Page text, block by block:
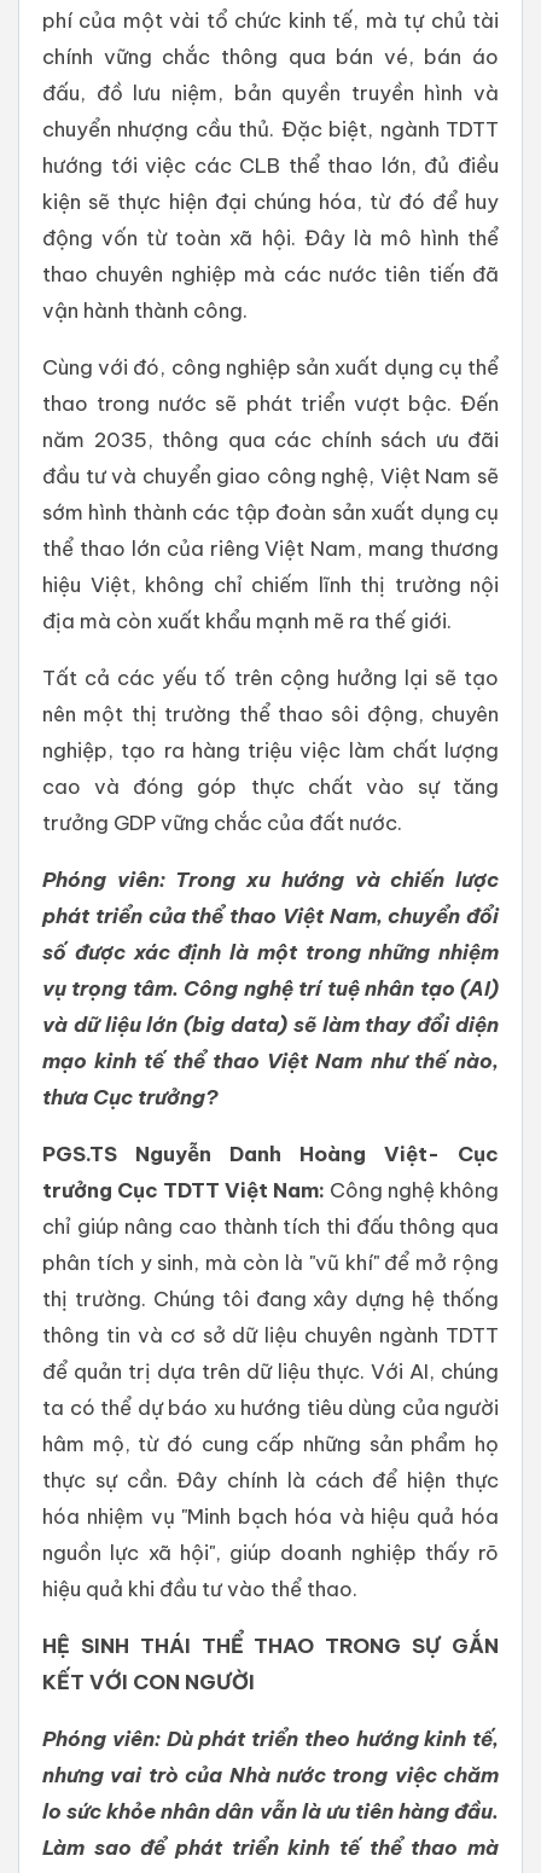
phí của một vài tổ chức kinh tế, mà tự chủ tài
chính vững chắc thông qua bán vé, bán áo
đấu, đồ lưu niệm, bản quyền truyền hình và
chuyển nhượng cầu thủ. Đặc biệt, ngành TDTT
hướng tới việc các CLB thể thao lớn, đủ điều
kiện sẽ thực hiện đại chúng hóa, từ đó để huy
động vốn từ toàn xã hội. Đây là mô hình thể
thao chuyên nghiệp mà các nước tiên tiến đã
vận hành thành công.
Cùng với đó, công nghiệp sản xuất dụng cụ thể
thao trong nước sẽ phát triển vượt bậc. Đến
năm 2035, thông qua các chính sách ưu đãi
đầu tư và chuyển giao công nghệ, Việt Nam sẽ
sớm hình thành các tập đoàn sản xuất dụng cụ
thể thao lớn của riêng Việt Nam, mang thương
hiệu Việt, không chỉ chiếm lĩnh thị trường nội
địa mà còn xuất khẩu mạnh mẽ ra thế giới.
Tất cả các yếu tố trên cộng hưởng lại sẽ tạo
nên một thị trường thể thao sôi động, chuyên
nghiệp, tạo ra hàng triệu việc làm chất lượng
cao và đóng góp thực chất vào sự tăng
trưởng GDP vững chắc của đất nước.
Phóng viên: Trong xu hướng và chiến lược
phát triển của thể thao Việt Nam, chuyển đổi
số được xác định là một trong những nhiệm
vụ trọng tâm. Công nghệ trí tuệ nhân tạo (AI)
và dữ liệu lớn (big data) sẽ làm thay đổi diện
mạo kinh tế thể thao Việt Nam như thế nào,
thưa Cục trưởng?
PGS.TS Nguyễn Danh Hoàng Việt- Cục
trưởng Cục TDTT Việt Nam: Công nghệ không
chỉ giúp nâng cao thành tích thi đấu thông qua
phân tích y sinh, mà còn là "vũ khí" để mở rộng
thị trường. Chúng tôi đang xây dựng hệ thống
thông tin và cơ sở dữ liệu chuyên ngành TDTT
để quản trị dựa trên dữ liệu thực. Với AI, chúng
ta có thể dự báo xu hướng tiêu dùng của người
hâm mộ, từ đó cung cấp những sản phẩm họ
thực sự cần. Đây chính là cách để hiện thực
hóa nhiệm vụ "Minh bạch hóa và hiệu quả hóa
nguồn lực xã hội", giúp doanh nghiệp thấy rõ
hiệu quả khi đầu tư vào thể thao.
HỆ SINH THÁI THỂ THAO TRONG SỰ GẮN
KẾT VỚI CON NGƯỜI
Phóng viên: Dù phát triển theo hướng kinh tế,
nhưng vai trò của Nhà nước trong việc chăm
lo sức khỏe nhân dân vẫn là ưu tiên hàng đầu.
Làm sao để phát triển kinh tế thể thao mà